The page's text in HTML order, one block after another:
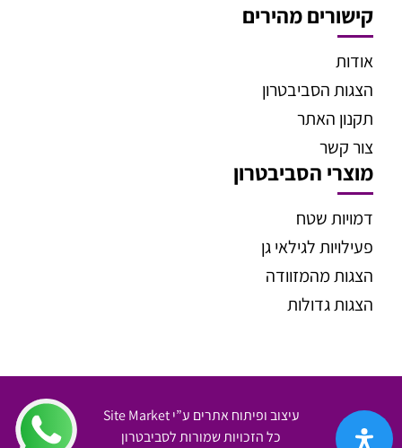
קישורים מהירים
אודות
הצגות הסביבטרון
תקנון האתר
צור קשר
מוצרי הסביבטרון
דמויות שטח
פעילויות לגילאי גן
הצגות מהמזוודה
הצגות גדולות
עיצוב ופיתוח אתרים ע”י Site Market
כל הזכויות שמורות לסביבטרון